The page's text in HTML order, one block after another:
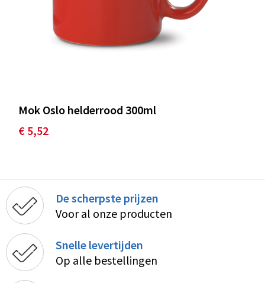
Mok Oslo helderrood 300ml
€ 5,52
De scherpste prijzen
Voor al onze producten
Snelle levertijden
Op alle bestellingen